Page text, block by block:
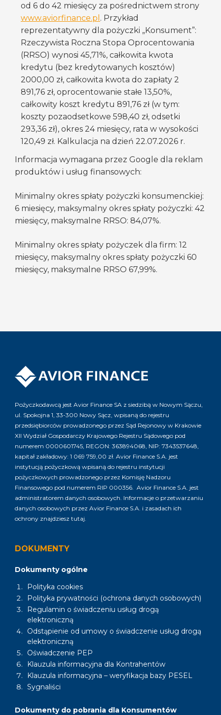
od 6 do 42 miesięcy za pośrednictwem strony
www.aviorfinance.pl . Przykład
reprezentatywny dla pożyczki „Konsument”:
Rzeczywista Roczna Stopa Oprocentowania
(RRSO) wynosi 45,71%, całkowita kwota
kredytu (bez kredytowanych kosztów)
2000,00 zł, całkowita kwota do zapłaty 2
891,76 zł, oprocentowanie stałe 13,50%,
całkowity koszt kredytu 891,76 zł (w tym:
koszty pozaodsetkowe 598,40 zł, odsetki
293,36 zł), okres 24 miesięcy, rata w wysokości
120,49 zł. Kalkulacja na dzień 22.07.2026 r.
Informacja wymagana przez Google dla reklam
produktów i usług finansowych:
Minimalny okres spłaty pożyczki konsumenckiej:
6 miesięcy, maksymalny okres spłaty pożyczki: 42
miesięcy, maksymalne RRSO: 84,07%.
Minimalny okres spłaty pożyczek dla firm: 12
miesięcy, maksymalny okres spłaty pożyczki 60
miesięcy, maksymalne RRSO 67,99%.
Pożyczkodawcą jest Avior Finance SA z siedzibą w Nowym Sączu,
ul. Spokojna 1, 33-300 Nowy Sącz, wpisaną do rejestru
przedsiębiorców prowadzonego przez Sąd Rejonowy w Krakowie
XII Wydział Gospodarczy Krajowego Rejestru Sądowego pod
numerem 0000601745, REGON: 363894068, NIP: 7343537648,
kapitał zakładowy: 1 069 759,00 zł. Avior Finance S.A. jest
instytucją pożyczkową wpisaną do rejestru instytucji
pożyczkowych prowadzonego przez Komisję Nadzoru
Finansowego pod numerem RIP 000356. Avior Finance S.A. jest
administratorem danych osobowych. Informacje o przetwarzaniu
danych osobowych przez Avior Finance S.A. i zasadach ich
ochrony znajdziesz tutaj
DOKUMENTY
Dokumenty ogólne
Polityka cookies
Polityka prywatności (ochrona danych osobowych)
Regulamin o świadczeniu usług drogą
elektroniczną
Odstąpienie od umowy o świadczenie usług drogą
elektroniczną
Oświadczenie PEP
Klauzula informacyjna dla Kontrahentów
Klauzula informacyjna – weryfikacja bazy PESEL
Sygnaliści
Dokumenty do pobrania dla Konsumentów